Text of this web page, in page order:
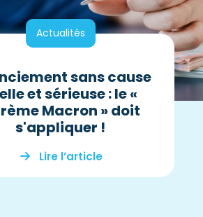
Actualités
sans cause
et sérieuse : le «
Macron » doit
s'appliquer !
Lire l’article